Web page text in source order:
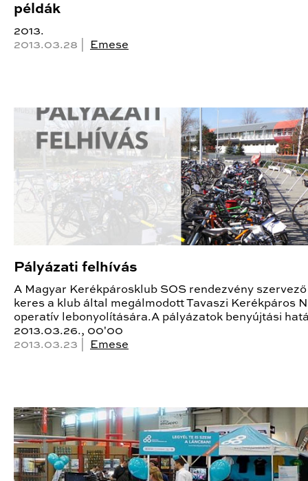
példák
2013.
2013.03.28 |
Emese
Pályázati felhívás
A Magyar Kerékpárosklub SOS rendezvény
keres a klub által megálmodott Tavaszi Kerékpáros
operatív lebonyolítására.A pályázatok benyújtási
2013.03.26., 00'00
2013.03.23 |
Emese